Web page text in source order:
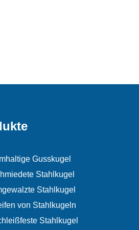
Gusskugel
Stahlkugel
Stahlkugel
von Stahlkugeln
Stahlkugel